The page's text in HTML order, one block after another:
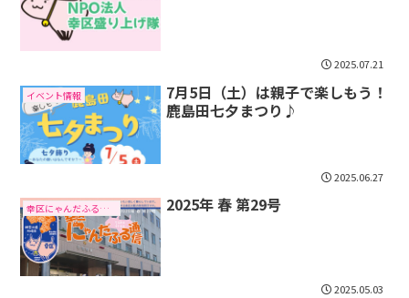
2025.07.21
イベント情報
7月5日（土）は親子で楽しもう！
鹿島田七夕まつり♪
2025.06.27
幸区にゃんだふる通信 2025年 春 第29号
2025.05.03